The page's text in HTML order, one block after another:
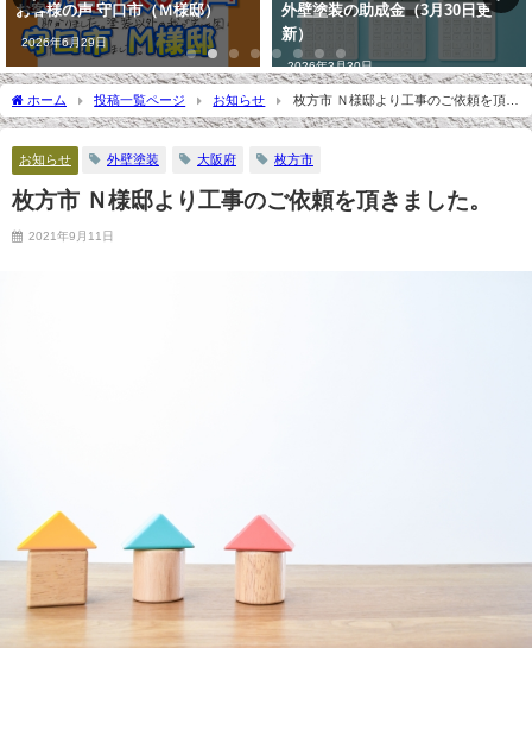
お客様の声 守口市（Ｍ様邸）
2026年6月29日
外壁塗装の助成金（3月30日更
新）
2026年3月30日
ホーム 投稿一覧ページ お知らせ
枚方市 Ｎ様邸より工事のご依頼を頂き
ました。
お知らせ 外壁塗装 大阪府 枚方市
枚方市 Ｎ様邸より工事のご依頼を頂きました。
2021年9月11日